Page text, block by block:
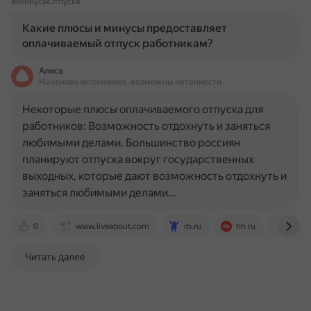
Какие плюсы и минусы предоставляет
оплачиваемый отпуск работникам?
Алиса
На основе источников, возможны неточности
0 www.liveabout.com rb.ru hh.ru
Некоторые плюсы оплачиваемого отпуска для
работников: Возможность отдохнуть и заняться
любимыми делами. Большинство россиян
планируют отпуска вокруг государственных
выходных, которые дают возможность отдохнуть и
заняться любимыми делами…
Читать далее